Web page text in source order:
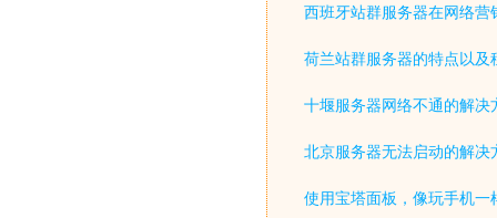
西班牙站群服务器在网络营
荷兰站群服务器的特点以及
十堰服务器网络不通的解决
北京服务器无法启动的解决
使用宝塔面板，像玩手机一